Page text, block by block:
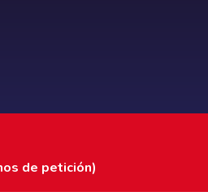
de petición)